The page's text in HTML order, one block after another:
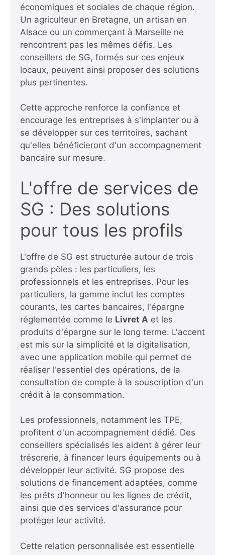
économiques et sociales de chaque région.
Un agriculteur en Bretagne, un artisan en
Alsace ou un commerçant à Marseille ne
rencontrent pas les mêmes défis. Les
conseillers de SG, formés sur ces enjeux
locaux, peuvent ainsi proposer des solutions
plus pertinentes.
Cette approche renforce la confiance et
encourage les entreprises à s'implanter ou à
se développer sur ces territoires, sachant
qu'elles bénéficieront d'un accompagnement
bancaire sur mesure.
L'offre de services de
SG : Des solutions
pour tous les profils
L'offre de SG est structurée autour de trois
grands pôles : les particuliers, les
professionnels et les entreprises. Pour les
particuliers, la gamme inclut les comptes
courants, les cartes bancaires, l'épargne
réglementée comme le Livret A et les
produits d'épargne sur le long terme. L'accent
est mis sur la simplicité et la digitalisation,
avec une application mobile qui permet de
réaliser l'essentiel des opérations, de la
consultation de compte à la souscription d'un
crédit à la consommation.
Les professionnels, notamment les TPE,
profitent d'un accompagnement dédié. Des
conseillers spécialisés les aident à gérer leur
trésorerie, à financer leurs équipements ou à
développer leur activité. SG propose des
solutions de financement adaptées, comme
les prêts d'honneur ou les lignes de crédit,
ainsi que des services d'assurance pour
protéger leur activité.
Cette relation personnalisée est essentielle